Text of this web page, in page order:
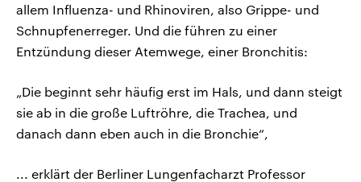
allem Influenza- und Rhinoviren, also Grippe- und
Schnupfenerreger. Und die führen zu einer
Entzündung dieser Atemwege, einer Bronchitis:
„Die beginnt sehr häufig erst im Hals, und dann steigt
sie ab in die große Luftröhre, die Trachea, und
danach dann eben auch in die Bronchie“,
... erklärt der Berliner Lungenfacharzt Professor